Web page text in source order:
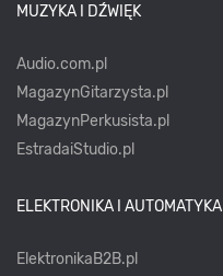
MUZYKA I DŹWIĘK
Audio.com.pl
MagazynGitarzysta.pl
MagazynPerkusista.pl
EstradaiStudio.pl
ELEKTRONIKA I AUTOMATYKA
ElektronikaB2B.pl